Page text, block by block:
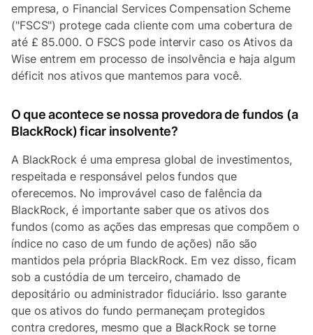
empresa, o Financial Services Compensation Scheme
("FSCS") protege cada cliente com uma cobertura de
até £ 85.000. O FSCS pode intervir caso os Ativos da
Wise entrem em processo de insolvência e haja algum
déficit nos ativos que mantemos para você.
O que acontece se nossa provedora de fundos (a
BlackRock) ficar insolvente?
A BlackRock é uma empresa global de investimentos,
respeitada e responsável pelos fundos que
oferecemos. No improvável caso de falência da
BlackRock, é importante saber que os ativos dos
fundos (como as ações das empresas que compõem o
índice no caso de um fundo de ações) não são
mantidos pela própria BlackRock. Em vez disso, ficam
sob a custódia de um terceiro, chamado de
depositário ou administrador fiduciário. Isso garante
que os ativos do fundo permaneçam protegidos
contra credores, mesmo que a BlackRock se torne